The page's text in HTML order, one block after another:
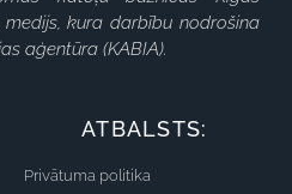
kura darbību nodrošina
aģentūra (KABIA).
ATBALSTS:
Privātuma politika